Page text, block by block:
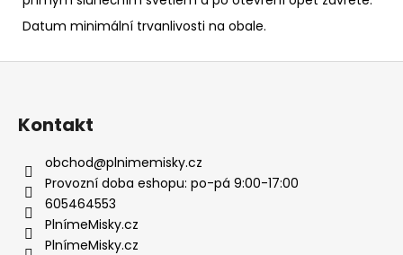
Datum minimální trvanlivosti na obale.
Z
Kontakt
obchod@plnimemisky.cz
Provozní doba eshopu: po-pá 9:00-17:00
605464553
PlnímeMisky.cz
PlnímeMisky.cz